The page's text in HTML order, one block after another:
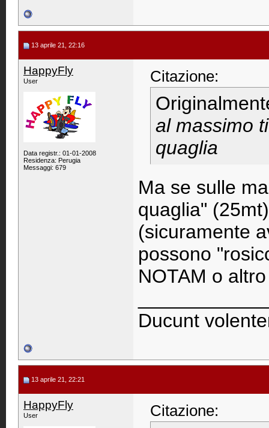
13 aprile 21, 22:16
HappyFly
User
Data registr.: 01-01-2008
Residenza: Perugia
Messaggi: 679
Citazione:
al massimo
quaglia
Ma se sulle
quaglia"
(sicuramente
possono
NOTAM o
Ducunt
13 aprile 21, 22:21
HappyFly
User Citazione: